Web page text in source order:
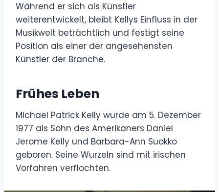
Während er sich als Künstler
weiterentwickelt, bleibt Kellys Einfluss in der
Musikwelt beträchtlich und festigt seine
Position als einer der angesehensten
Künstler der Branche.
Frühes Leben
Michael Patrick Kelly wurde am 5. Dezember
1977 als Sohn des Amerikaners Daniel
Jerome Kelly und Barbara-Ann Suokko
geboren. Seine Wurzeln sind mit irischen
Vorfahren verflochten.